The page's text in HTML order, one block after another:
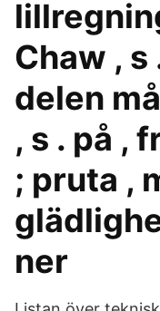
Chaw , s
delen
, s . på ,
; pruta ,
ner